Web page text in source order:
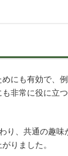
にも有効で、例
非常に役に立つ
り、共通の趣味
りました。